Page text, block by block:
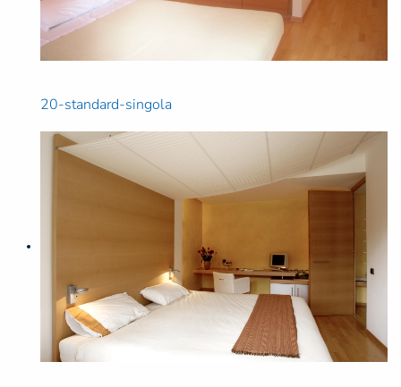
20-standard-singola